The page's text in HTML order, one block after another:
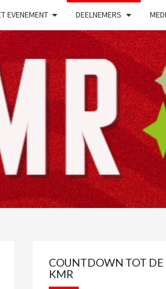
EVENEMENT DEELNEMERS
COUNTDOWN TOT DE
KMR